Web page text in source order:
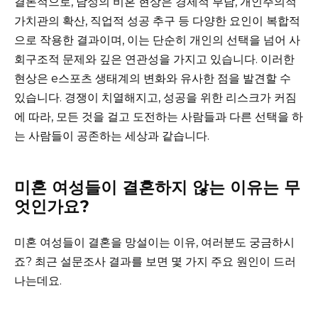
가치관의 확산, 직업적 성공 추구 등 다양한 요인이 복합적
으로 작용한 결과이며, 이는 단순히 개인의 선택을 넘어 사
회구조적 문제와 깊은 연관성을 가지고 있습니다. 이러한
현상은 e스포츠 생태계의 변화와 유사한 점을 발견할 수
있습니다. 경쟁이 치열해지고, 성공을 위한 리스크가 커짐
에 따라, 모든 것을 걸고 도전하는 사람들과 다른 선택을 하
는 사람들이 공존하는 세상과 같습니다.
미혼 여성들이 결혼하지 않는 이유는 무
엇인가요?
미혼 여성들이 결혼을 망설이는 이유, 여러분도 궁금하시
죠? 최근 설문조사 결과를 보면 몇 가지 주요 원인이 드러
나는데요.